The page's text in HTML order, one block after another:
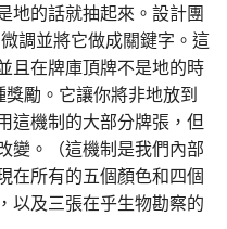
地的話就抽起來。設計團
調並將它做成關鍵字。這
且在牌庫頂牌不是地的時
勵。它讓你將非地放到
這機制的大部分牌張，但
變。（這機制是我們內部
在所有的五個顏色和四個
以及三張在乎生物勘察的